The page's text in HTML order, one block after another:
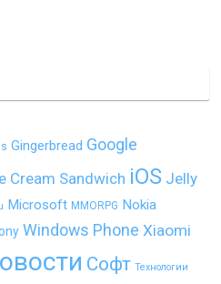
Gingerbread Google
Cream Sandwich iOS Jelly
Microsoft MMORPG Nokia
Windows Phone Xiaomi
Софт Технологии